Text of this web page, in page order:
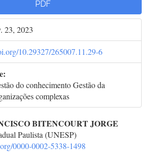
PDF
23, 2023
10.29327/265007.11.29-6
do conhecimento Gestão da
complexas
BITENCOURT JORGE
Paulista (UNESP)
0000-0002-5338-1498